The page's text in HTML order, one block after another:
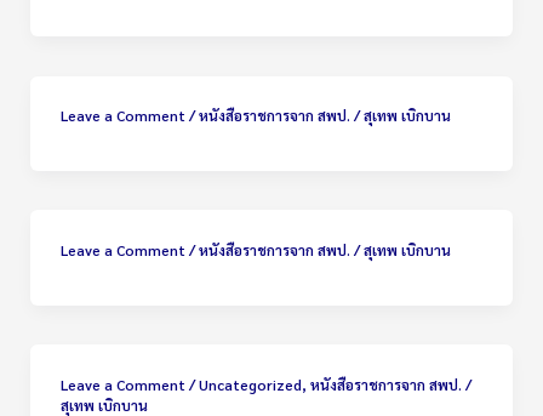
Leave a Comment /หนังสือราชการจาก สพป. /สุเทพ เบิกบาน
Leave a Comment /หนังสือราชการจาก สพป. /สุเทพ เบิกบาน
Leave a Comment /Uncategorized, หนังสือราชการจาก สพป. /
สุเทพ เบิกบาน